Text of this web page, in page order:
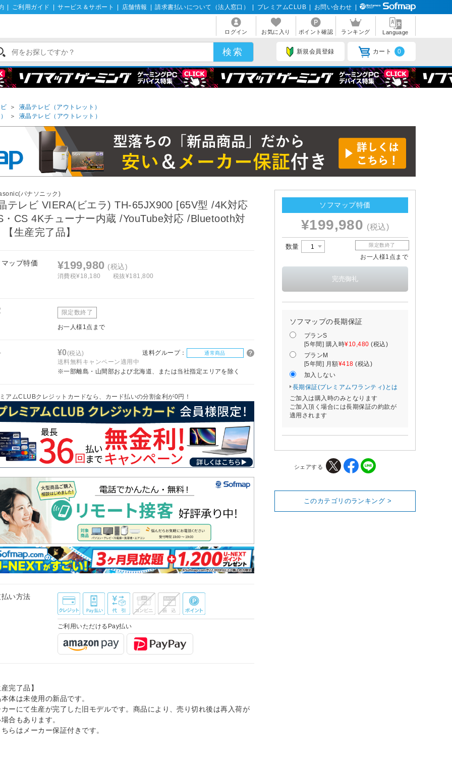
ご利用ガイド サービス＆サポート 店舗情報 請求書払いについて（法人窓口） プレミアムCLUB お問い合わせ
ログイン お気に入り ポイント確認 ランキング Language
新規会員登録 カート 0
＞
液晶テレビ（アウトレット）
＞ 液晶テレビ（アウトレット）
パナソニック)
テレビ VIERA(ビエラ) TH-65JX900 [65V型 /4K対応
・CS 4Kチューナー内蔵 /YouTube対応 /Bluetooth対
【生産完了品】
ップ特価 ¥199,980 (税込)
消費税¥18,180 税抜¥181,800
限定数終了
お一人様1点まで
¥0(税込) 送料グループ： 通常商品
送料無料キャンペーン適用中
※一部離島・山間部および北海道、または当社指定エリアを除く
アムCLUBクレジットカードなら、カード払いの分割金利が0円！
い方法
ご利用いただけるPay払い
完了品】
体は未使用の新品です。
カーにて生産が完了した旧モデルです。商品により、売り切れ後は再入荷が
合もあります。
らはメーカー保証付きです。
ソフマップ特価
¥199,980 (税込)
数量 限定数終了
お一人様1点まで
ソフマップの長期保証
プランS
[5年間] 購入時¥10,480 (税込)
プランM
[5年間] 月額¥418 (税込)
加入しない
長期保証(プレミアムワランティ)とは
ご加入は購入時のみとなります
ご加入頂く場合には長期保証の約款が
適用されます
シェアする
このカテゴリのランキング >